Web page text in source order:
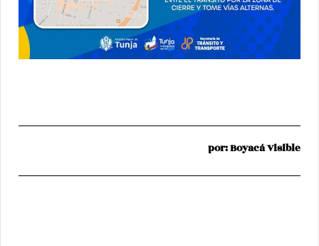
por: Boyacá Visible